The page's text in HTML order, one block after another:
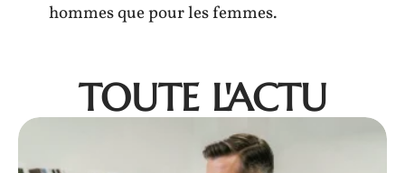
hommes que pour les femmes.
TOUTE L'ACTU